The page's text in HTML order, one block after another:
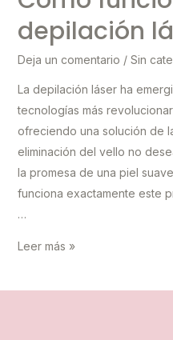
depilación
Deja un comentario / Sin
La depilación láser ha
tecnologías más
ofreciendo una solución de
eliminación del vello no
la promesa de una piel
funciona exactamente este
…
Cómo
Leer más »